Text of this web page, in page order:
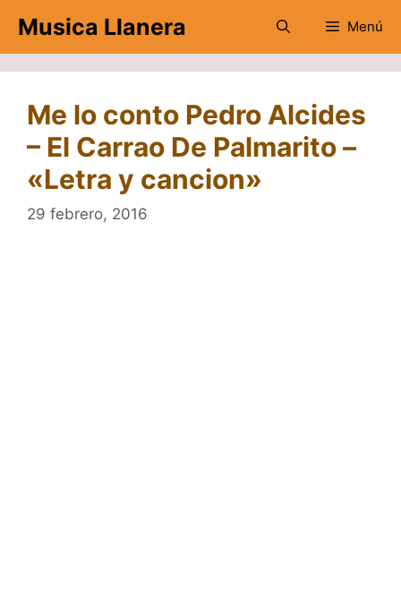
contenido
Musica Llanera Menú
Me lo conto Pedro Alcides
– El Carrao De Palmarito –
«Letra y cancion»
29 febrero, 2016